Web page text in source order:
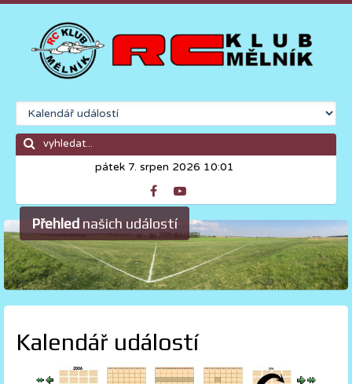
pátek 7. srpen 2026 10:01
Přehled našich událostí
Kalendář událostí